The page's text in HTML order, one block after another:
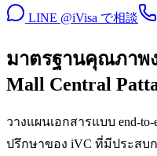
LINE @iVisa で相談
มาตรฐานคุณภาพ
Mall Central
วางแผนเอกสารแบบ end-to-
ปรึกษาของ iVC ที่มีประสบ